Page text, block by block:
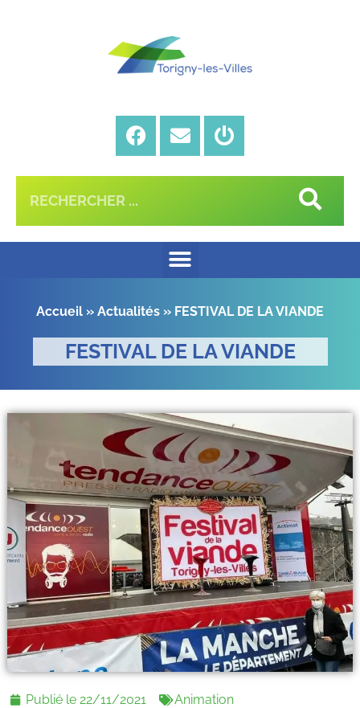
Accueil » Actualités » FESTIVAL DE LA VIANDE
FESTIVAL DE LA VIANDE
Publié le 22/11/2021 Animation